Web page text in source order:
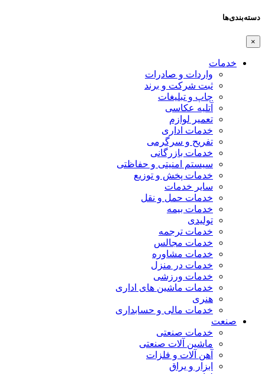
دسته‌بندی‌ها
×
خدمات
واردات و صادرات
ثبت شرکت و برند
چاپ و تبلیغات
آتلیه عکاسی
تعمیر لوازم
خدمات اداری
تفریح و سرگرمی
خدمات بازرگانی
سیستم امنیتی و حفاظتی
خدمات پخش و توزیع
سایر خدمات
خدمات حمل و نقل
خدمات بیمه
تولیدی
خدمات ترجمه
خدمات مجالس
خدمات مشاوره
خدمات در منزل
خدمات ورزشی
خدمات ماشین های اداری
هنری
خدمات مالی و حسابداری
صنعت
خدمات صنعتی
ماشین آلات صنعتی
آهن آلات و فلزات
ابزار و یراق